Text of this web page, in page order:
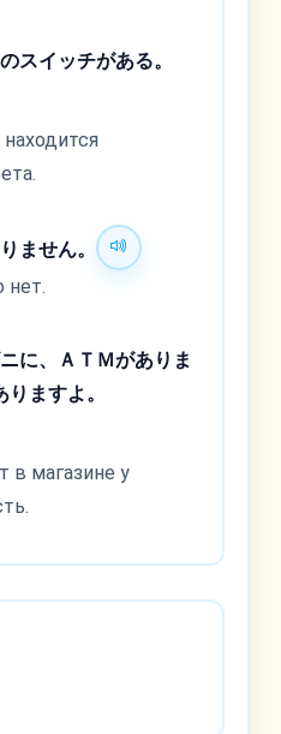
のスイッチがある。
ません。
нет.
に、ＡＴＭがありま
ますよ。
в магазине у